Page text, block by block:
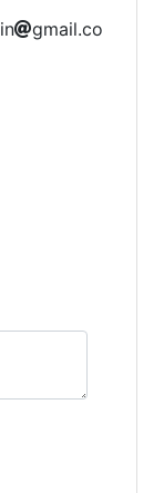
in gmail6
.co